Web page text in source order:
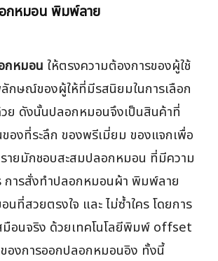
หมอน พิมพ์ลาย
กหมอน ให้ตรงความต้องการของผู้ใช้
กษณ์ของผู้ให้ที่มีรสนิยมในการเลือก
ย ดังนั้นปลอกหมอนจึงเป็นสินค้าที่
ของที่ระลึก ของพรีเมี่ยม ของแจกเพื่อ
รายมักชอบสะสมปลอกหมอน ที่มีความ
การสั่งทำปลอกหมอนผ้า พิมพ์ลาย
นที่สวยตรงใจ และ ไม่ซ้ำใคร โดยการ
มือนจริง ด้วยเทคโนโลยีพิมพ์ offset
ของการออกปลอกหมอนอิง ทั้งนี้